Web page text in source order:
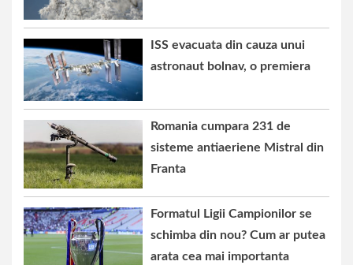
ISS evacuata din cauza unui
astronaut bolnav, o premiera
Romania cumpara 231 de
sisteme antiaeriene Mistral din
Franta
Formatul Ligii Campionilor se
schimba din nou? Cum ar putea
arata cea mai importanta